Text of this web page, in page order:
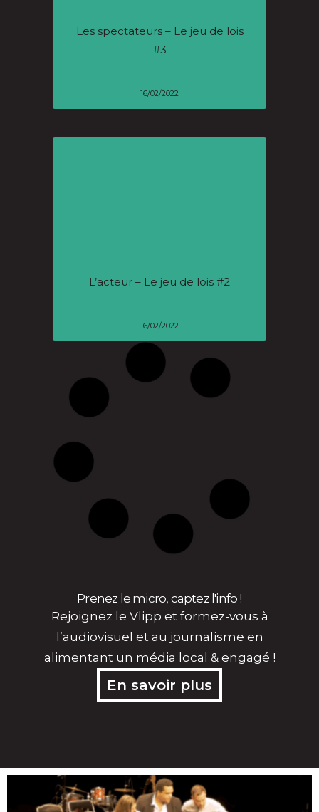
Les spectateurs – Le jeu de lois
#3
16/02/2022
L’acteur – Le jeu de lois #2
16/02/2022
Prenez le micro, captez l'info !
Rejoignez le Vlipp et formez-vous à
l’audiovisuel et au journalisme en
alimentant un média local & engagé !
En savoir plus
PagePage
PagePagePage